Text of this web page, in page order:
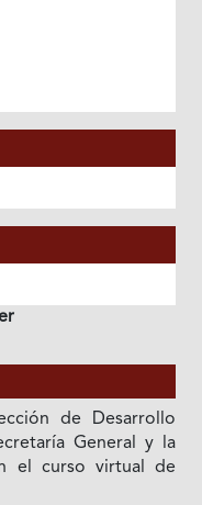
de Desarrollo
General y la
el curso virtual de